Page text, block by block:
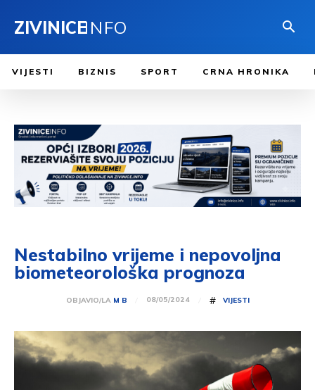
ZIVINICEINFO
VIJESTI BIZNIS SPORT CRNA HRONIKA
Nestabilno vrijeme i nepovoljna
biometeorološka prognoza
OBJAVIO/LA M B 08/05/2024 # VIJESTI